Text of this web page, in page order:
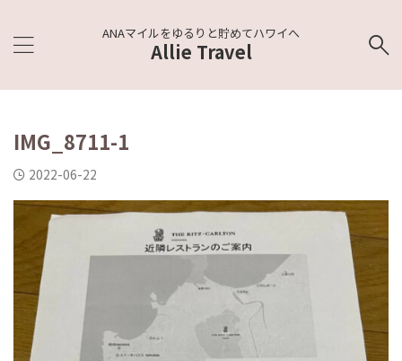
ANAマイルをゆるりと貯めてハワイへ
Allie Travel
IMG_8711-1
2022-06-22